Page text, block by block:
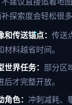
探索度会轻松很多
传送锚点： 传送
材料越省时间。
界任务： 部分区
才完整开放。
色： 冲刺减耗、